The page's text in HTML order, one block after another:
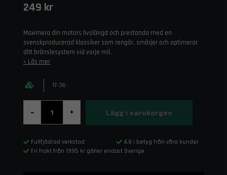
249 kr
Maximera din motors livslängd och prestanda med en
svenskproducerad klassiker som rengör, smörjer och optimerar
ditt bränslesystem vid varje mil.
Läs mer
17-36
- + Lägg i varukorgen
Fullfjädrad verkstad
4,8 i betyg från våra kunder
Fri frakt från 1995 kr gäller endast Sverige